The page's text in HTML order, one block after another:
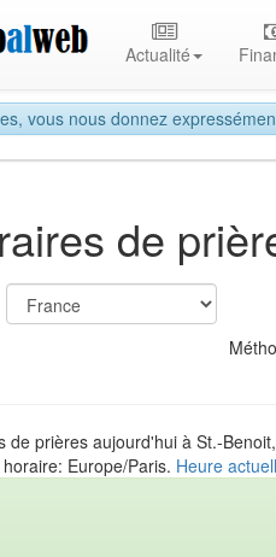
vous nous donnez
Actualité
de
de prières aujourd'hui à St.-
Europe/Paris. Heure